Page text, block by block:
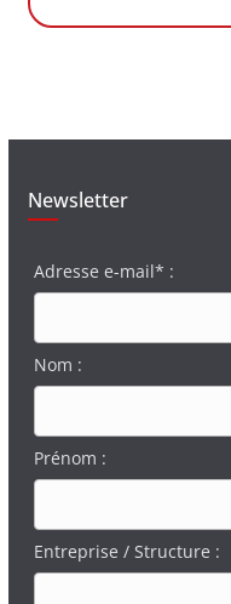
Newsletter
Adresse e-mail* :
Nom :
Prénom :
Entreprise / Structure :